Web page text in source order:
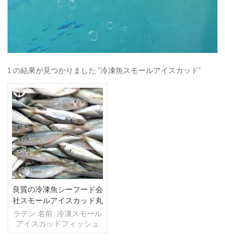
1 の結果が見つかりました "冷凍魚スモールアイスカッド"
良質の冷凍魚シーフード会
社スモールアイスカッド丸
ごと
ラテン 名前: 冷凍スモール
アイスカッドフィッシュ
仕様: 顧客仕様 プロセス: